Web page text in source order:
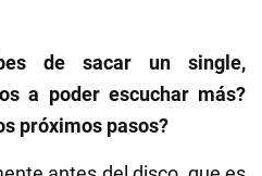
de sacar un single,
a poder escuchar más?
próximos pasos?